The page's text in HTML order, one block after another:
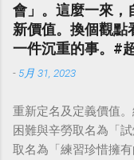
會」。這麼一來，
新價值。換個觀點
一件沉重的事。#
- 5月 31, 2023
重新定名及定義價值
困難與辛勞取名為「
取名為「練習珍惜擁